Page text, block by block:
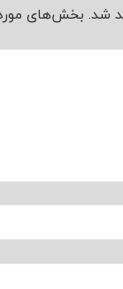
شد. بخش‌های